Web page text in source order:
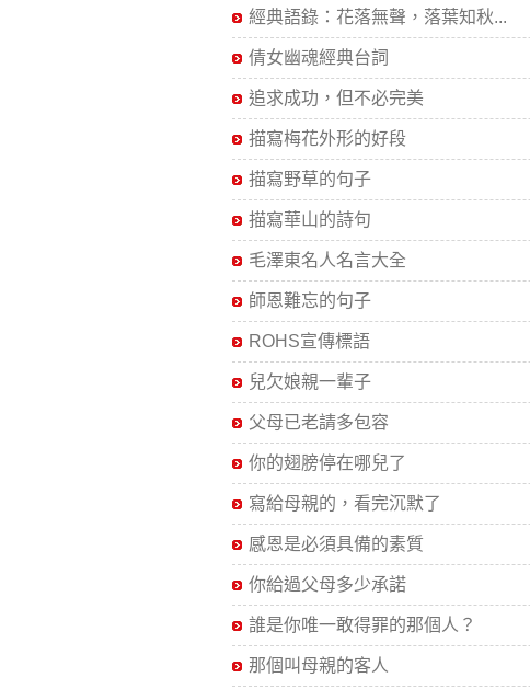
經典語錄：花落無聲，落葉知秋...
倩女幽魂經典台詞
追求成功，但不必完美
描寫梅花外形的好段
描寫野草的句子
描寫華山的詩句
毛澤東名人名言大全
師恩難忘的句子
ROHS宣傳標語
兒欠娘親一輩子
父母已老請多包容
你的翅膀停在哪兒了
寫給母親的，看完沉默了
感恩是必須具備的素質
你給過父母多少承諾
誰是你唯一敢得罪的那個人？
那個叫母親的客人